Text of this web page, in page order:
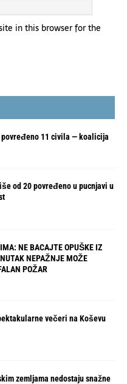
in this browser for the
povređeno 11 civila — koalicija
od 20 povređeno u pucnjavi u
NE BACAJTE OPUŠKE IZ
NEPAŽNJE MOŽE
POŽAR
večeri na Koševu
zemljama nedostaju snažne